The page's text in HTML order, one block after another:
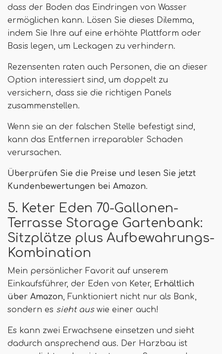
dass der Boden das Eindringen von Wasser
ermöglichen kann. Lösen Sie dieses Dilemma,
indem Sie Ihre auf eine erhöhte Plattform oder
Basis legen, um Leckagen zu verhindern.
Rezensenten raten auch Personen, die an dieser
Option interessiert sind, um doppelt zu
versichern, dass sie die richtigen Panels
zusammenstellen.
Wenn sie an der falschen Stelle befestigt sind,
kann das Entfernen irreparabler Schaden
verursachen.
Überprüfen Sie die Preise und lesen Sie jetzt
Kundenbewertungen bei Amazon.
5. Keter Eden 70-Gallonen-
Terrasse Storage Gartenbank:
Sitzplätze plus Aufbewahrungs-
Kombination
Mein persönlicher Favorit auf unserem
Einkaufsführer, der Eden von Keter, Erhältlich
über Amazon, Funktioniert nicht nur als Bank,
sondern es sieht auswie einer auch!
Es kann zwei Erwachsene einsetzen und sieht
dadurch ansprechend aus. Der Harzbau ist